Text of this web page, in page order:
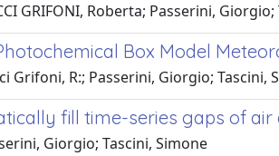
GRIFONI, Roberta; Passerini,
Box Model
Grifoni, R:; Passerini, Giorgio; Tascini,
fill time-series gaps of air
Giorgio; Tascini, Simone